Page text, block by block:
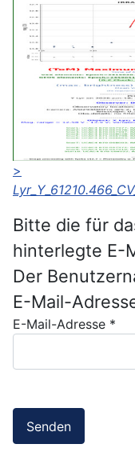
>
Bitte die für
hinterlegte E-
Der
E-Mail-
E-Mail-Adresse *
Senden